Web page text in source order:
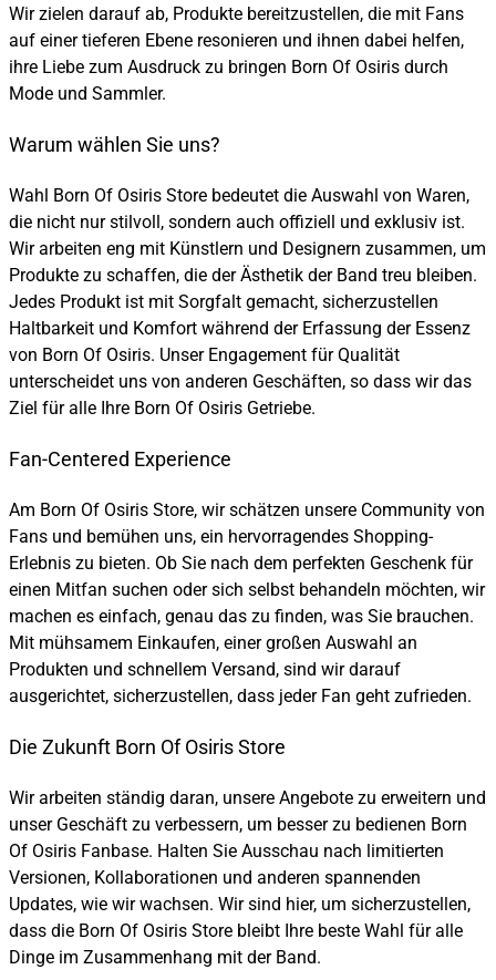
Wir zielen darauf ab, Produkte bereitzustellen, die mit Fans
auf einer tieferen Ebene resonieren und ihnen dabei helfen,
ihre Liebe zum Ausdruck zu bringen Born Of Osiris durch
Mode und Sammler.
Warum wählen Sie uns?
Wahl Born Of Osiris Store bedeutet die Auswahl von Waren,
die nicht nur stilvoll, sondern auch offiziell und exklusiv ist.
Wir arbeiten eng mit Künstlern und Designern zusammen, um
Produkte zu schaffen, die der Ästhetik der Band treu bleiben.
Jedes Produkt ist mit Sorgfalt gemacht, sicherzustellen
Haltbarkeit und Komfort während der Erfassung der Essenz
von Born Of Osiris. Unser Engagement für Qualität
unterscheidet uns von anderen Geschäften, so dass wir das
Ziel für alle Ihre Born Of Osiris Getriebe.
Fan-Centered Experience
Am Born Of Osiris Store, wir schätzen unsere Community von
Fans und bemühen uns, ein hervorragendes Shopping-
Erlebnis zu bieten. Ob Sie nach dem perfekten Geschenk für
einen Mitfan suchen oder sich selbst behandeln möchten, wir
machen es einfach, genau das zu finden, was Sie brauchen.
Mit mühsamem Einkaufen, einer großen Auswahl an
Produkten und schnellem Versand, sind wir darauf
ausgerichtet, sicherzustellen, dass jeder Fan geht zufrieden.
Die Zukunft Born Of Osiris Store
Wir arbeiten ständig daran, unsere Angebote zu erweitern und
unser Geschäft zu verbessern, um besser zu bedienen Born
Of Osiris Fanbase. Halten Sie Ausschau nach limitierten
Versionen, Kollaborationen und anderen spannenden
Updates, wie wir wachsen. Wir sind hier, um sicherzustellen,
dass die Born Of Osiris Store bleibt Ihre beste Wahl für alle
Dinge im Zusammenhang mit der Band.